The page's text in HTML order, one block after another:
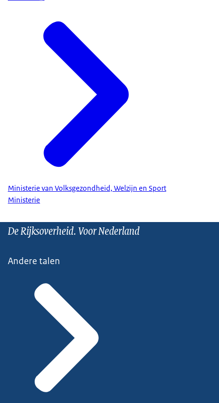
Ministerie van Volksgezondheid, Welzijn en Sport
Ministerie
De Rijksoverheid. Voor Nederland
Andere talen